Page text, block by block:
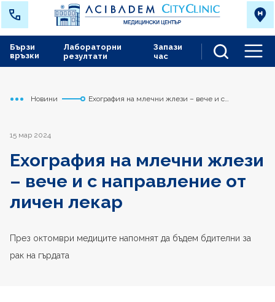
Лабораторни
резултати
Запази
час
Бързи
връзки
Начало
Варна
Новини
Ехография на млечни жлези – вече и с
15 мар 2024
Ехография на млечни жлези
– вече и с направление от
личен лекар
През октомври медиците напомнят да бъдем бдителни за
рак на гърдата